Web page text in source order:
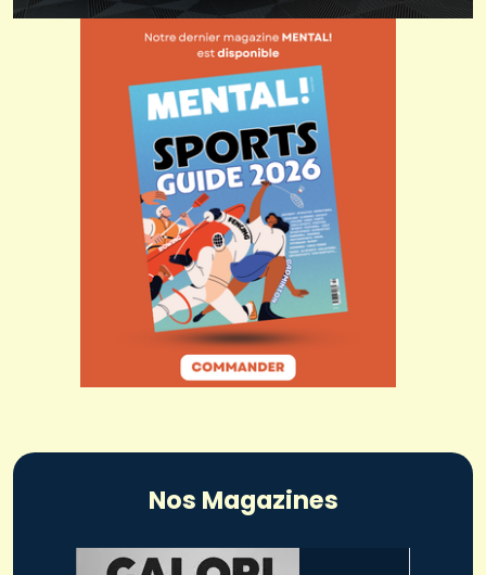
Nos Magazines